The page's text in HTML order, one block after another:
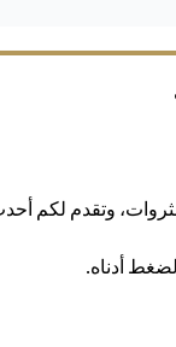
وتقدم لكم
أدناه.